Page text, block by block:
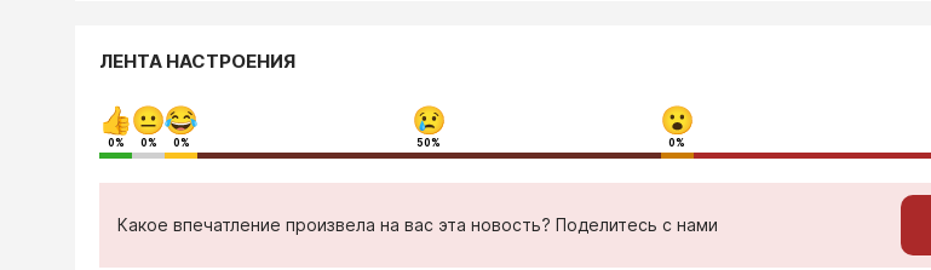
ЛЕНТА НАСТРОЕНИЯ
0% 0% 0% 50% 0%
Какое впечатление произвела на вас эта новость? Поделитесь с нами